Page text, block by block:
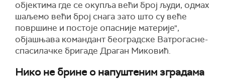
објектима где се окупља већи број људи, одмах
шаљемо већи број снага зато што су веће
површине и постоје опасније материје",
објашњава командант београдске Ватрогасне-
спасилачке бригаде Драган Миковић.
Нико не брине о напуштеним зградама